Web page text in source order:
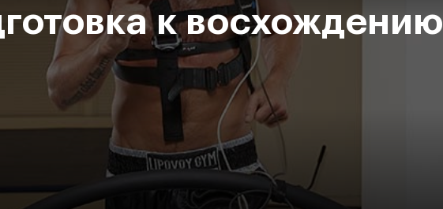
к восхождению